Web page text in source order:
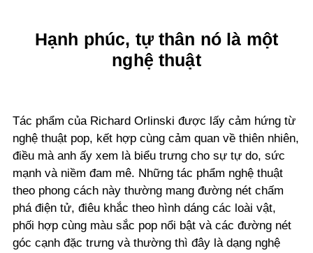
Hạnh phúc, tự thân nó là một
nghệ thuật
Tác phẩm của Richard Orlinski được lấy cảm hứng từ
nghệ thuật pop, kết hợp cùng cảm quan về thiên nhiên,
điều mà anh ấy xem là biểu trưng cho sự tự do, sức
mạnh và niềm đam mê. Những tác phẩm nghệ thuật
theo phong cách này thường mang đường nét chấm
phá điện tử, điêu khắc theo hình dáng các loài vật,
phối hợp cùng màu sắc pop nổi bật và các đường nét
góc cạnh đặc trưng và thường thì đây là dạng nghệ